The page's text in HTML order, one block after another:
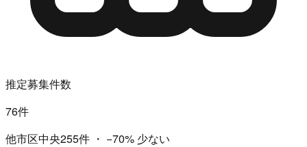
推定募集件数
76件
他市区中央255件 ・ −70% 少ない